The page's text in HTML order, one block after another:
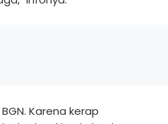
Karena kerap